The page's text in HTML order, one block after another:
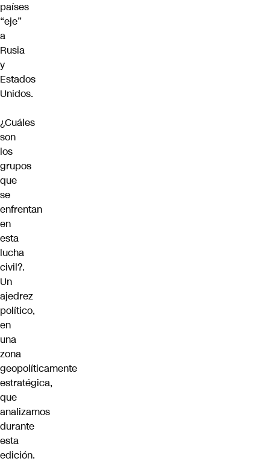
países
“eje”
a
Rusia
y
Estados
Unidos.
¿Cuáles
son
los
grupos
que
se
enfrentan
en
esta
lucha
civil?.
Un
ajedrez
político,
en
una
zona
geopolíticamente
estratégica,
que
analizamos
durante
esta
edición.